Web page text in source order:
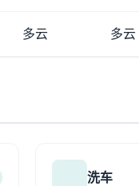
多云 多云
洗车